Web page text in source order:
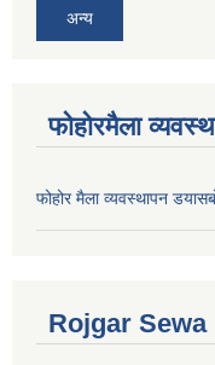
अन्य
फोहोरमैला
फोहोर मैला व्यवस्थापन
Rojgar Sewa